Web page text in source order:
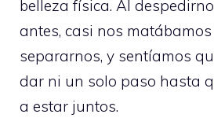
belleza física. Al
antes, casi nos
separarnos, y sentíamos
dar ni un solo paso hasta
a estar juntos.